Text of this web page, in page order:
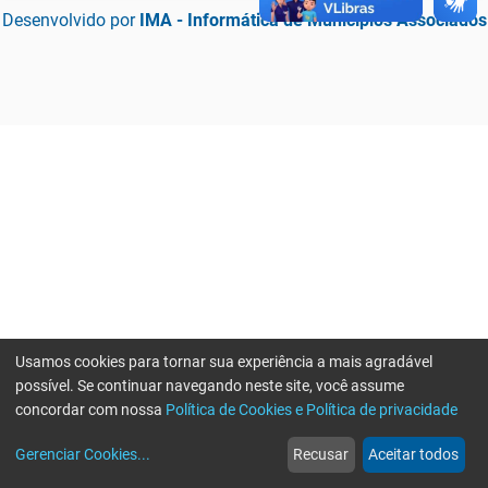
Desenvolvido por IMA - Informática de Municípios Associados
web
Notícias
more_horiz
Mais
Usamos cookies para tornar sua experiência a mais agradável
possível. Se continuar navegando neste site, você assume
concordar com nossa Política de Cookies e Política de privacidade
Gerenciar Cookies... Recusar Aceitar todos
Erro ao enviar informações, por favor tente novamente